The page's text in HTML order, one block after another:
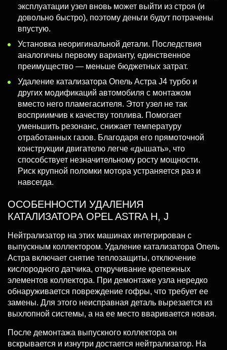
эксплуатации узел вновь может выйти из строя (и
довольно быстро), поэтому деньги будут потрачены
впустую.
Установка неоригинальной детали. Последствия
аналогичны первому варианту, единственное
преимущество — меньше бюджетных затрат.
Удаление катализатора Опель Астра J4 турбо и
других модификаций автомобиля с монтажом
вместо него пламегасителя. Этот узел не так
восприимчив к качеству топлива. Помогает
уменьшить резонанс, снижает температуру
отработанных газов. Благодаря его прямоточной
конструкции двигателю легче «дышать», что
способствует незначительному росту мощности.
Риск крупной поломки мотора устраняется раз и
навсегда.
ОСОБЕННОСТИ УДАЛЕНИЯ
КАТАЛИЗАТОРА OPEL ASTRA H, J
Нейтрализатор на этих машинах интегрирован с
выпускным коллектором. Удаление катализатора Опель
Астра включает снятие теплозащиты, отключение
кислородного датчика, откручивание крепежных
элементов коллектора. При демонтаже узла нередко
обнаруживается повреждение гофры, что требует ее
замены. Для этого неисправная деталь вырезается из
выхлопной системы, а на ее место вваривается новая.
После демонтажа выпускного коллектора он
вскрывается и изнутри достается нейтрализатор. На